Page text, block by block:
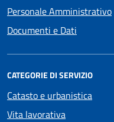
Personale Amministrativo
Documenti e Dati
CATEGORIE DI SERVIZIO
Catasto e urbanistica
Vita lavorativa